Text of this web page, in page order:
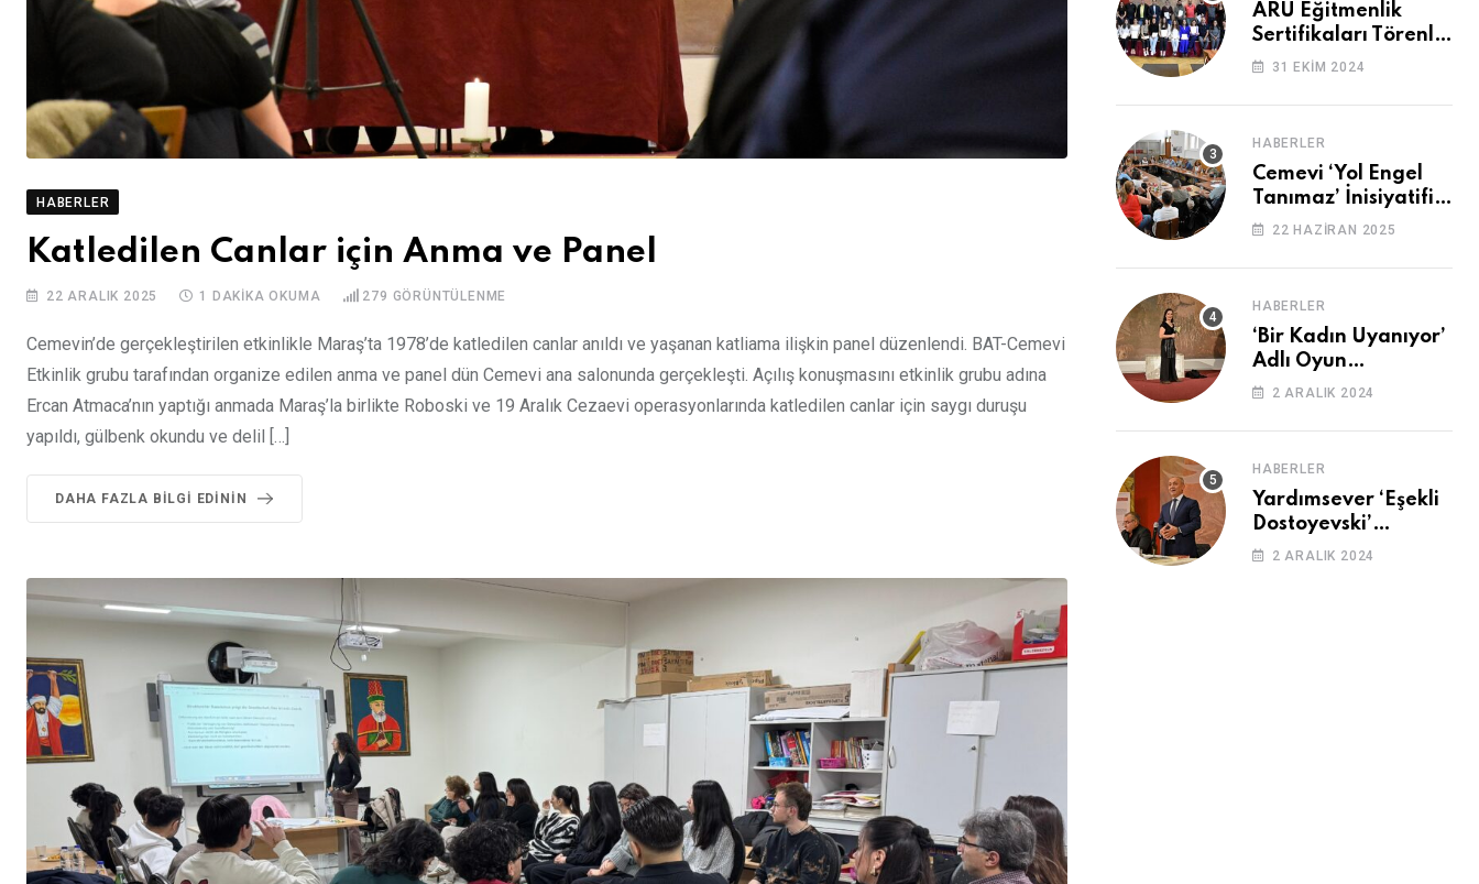
HABERLER
Katledilen Canlar için Anma ve Panel
22 ARALIK 2025 1 DAKIKA OKUMA 279 GÖRÜNTÜLENME
Cemevin’de gerçekleştirilen etkinlikle Maraş’ta 1978’de katledilen canlar anıldı ve yaşanan katliama ilişkin panel düzenlendi. BAT-Cemevi
Etkinlik grubu tarafından organize edilen anma ve panel dün Cemevi ana salonunda gerçekleşti. Açılış konuşmasını etkinlik grubu adına
Ercan Atmaca’nın yaptığı anmada Maraş’la birlikte Roboski ve 19 Aralık Cezaevi operasyonlarında katledilen canlar için saygı duruşu
yapıldı, gülbenk okundu ve delil […]
DAHA FAZLA BILGI EDININ
ARU Eğitmenlik
Sertifikaları Törenle
Alındı
31 EKIM 2024
HABERLER
Cemevi ‘Yol Engel
Tanımaz’ İnisiyatifi
2. Kez Buluştu
22 HAZIRAN 2025
HABERLER
‘Bir Kadın Uyanıyor’
Adlı Oyun
Cemevi’nde
2 ARALIK 2024
HABERLER
Yardımsever ‘Eşekli
Dostoyevski’
Cemevi’ndeydi
2 ARALIK 2024